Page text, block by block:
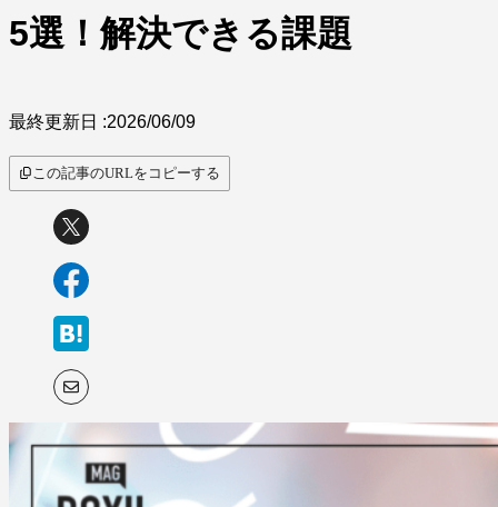
5選！解決できる課題
最終更新日 :2026/06/09
この記事のURLをコピーする